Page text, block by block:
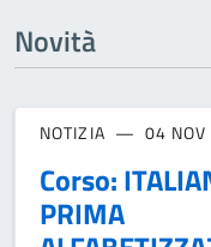
Novità
NOTIZIA 04
Corso:
PRIMA